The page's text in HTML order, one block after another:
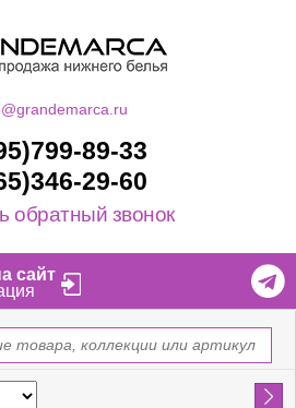
89-33
29-60
обратный звонок
сайт
Найти